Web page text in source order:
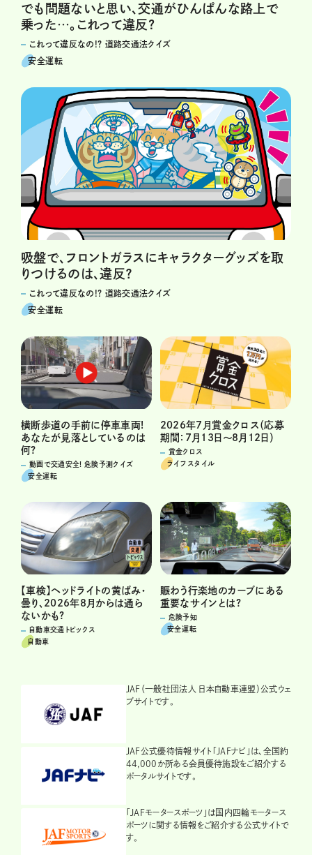
でも問題ないと思い、交通がひんぱんな路上で
乗った…。これって違反?
これって違反なの!? 道路交通法クイズ
安全運転
吸盤で、フロントガラスにキャラクターグッズを取
りつけるのは、違反？
これって違反なの!? 道路交通法クイズ
安全運転
横断歩道の手前に停車車両!
あなたが見落としているのは
何?
動画で交通安全! 危険予測クイズ
安全運転
2026年7月賞金クロス（応募
期間：7月13日～8月12日）
賞金クロス
ライフスタイル
【車検】ヘッドライトの黄ばみ・
曇り、2026年8月からは通ら
ないかも?
自動車交通トピックス
自動車
賑わう行楽地のカーブにある
重要なサインとは?
危険予知
安全運転
JAF（一般社団法人 日本自動車連盟）公式ウェ
ブサイトです。
JAF公式優待情報サイト「JAFナビ」は、全国約
44,000か所ある会員優待施設をご紹介する
ポータルサイトです。
「JAFモータースポーツ」は国内四輪モータース
ポーツに関する情報をご紹介する公式サイトで
す。